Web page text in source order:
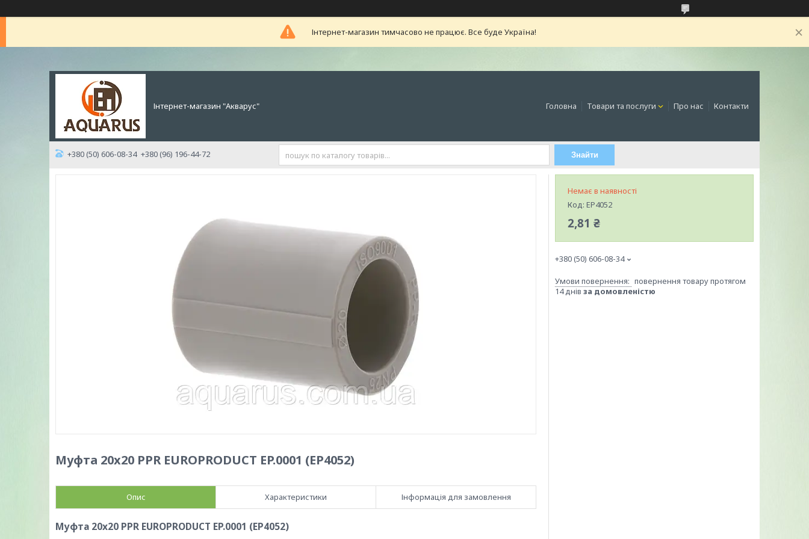
Інтернет-магазин тимчасово не працює. Все буде Україна!
Інтернет-магазин "Акварус" Головна Товари та послуги Про нас Контакти
+380 (50) 606-08-34 +380 (96) 196-44-72 Знайти
Муфта 20x20 PPR EUROPRODUCT EP.0001 (EP4052)
Опис Характеристики Інформація для замовлення
Муфта 20x20 PPR EUROPRODUCT EP.0001 (EP4052)
Немає в наявності
Код: EP4052
2,81 ₴
+380 (50) 606-08-34
повернення товару протягом
14 днів за домовленістю